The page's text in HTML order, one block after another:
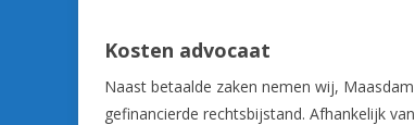
Kosten advocaat
Naast betaalde zaken nemen wij,
gefinancierde rechtsbijstand. Afhankelijk